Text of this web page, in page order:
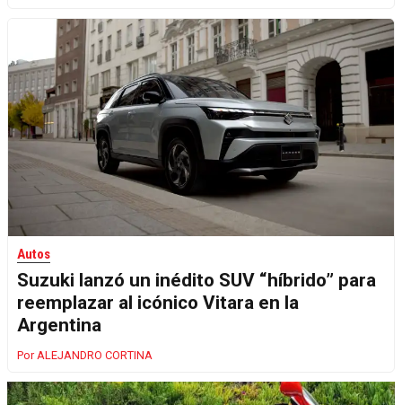
Autos
Suzuki lanzó un inédito SUV “híbrido” para
reemplazar al icónico Vitara en la
Argentina
ALEJANDRO CORTINA